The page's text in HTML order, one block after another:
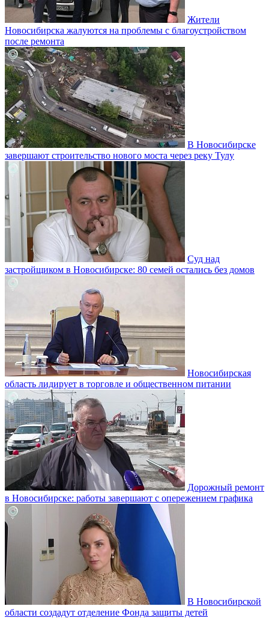
Жители
Новосибирска жалуются на проблемы с благоустройством
после ремонта
В Новосибирске
завершают строительство нового моста через реку Тулу
Суд над
застройщиком в Новосибирске: 80 семей остались без домов
Новосибирская
область лидирует в торговле и общественном питании
Дорожный ремонт
в Новосибирске: работы завершают с опережением графика
В Новосибирской
области создадут отделение Фонда защиты детей